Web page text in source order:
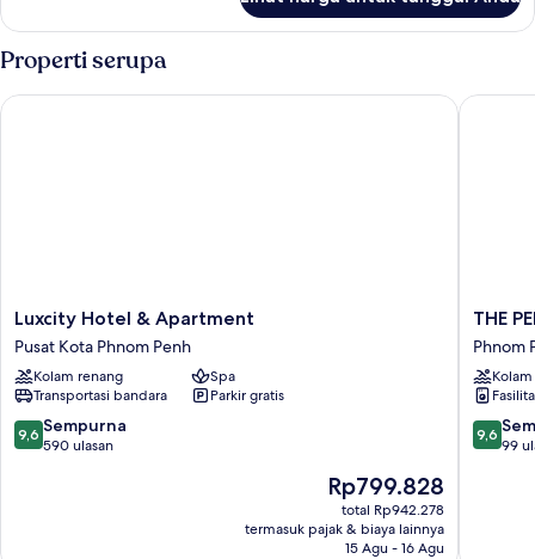
Kamar
Superior
Properti serupa
Luxcity
Hotel
&
Apartment
Pusat
Kota
Phnom
Luxcity Hotel & Apartment
Pusat Kota Phnom Penh
Kolam renang
Spa
Transportasi bandara
Parkir gratis
9.6
dari
9,6 Sempurna
590 ulasan
Harga
sekarang
Rp799.828
Rp799.828
total Rp942.278
termasuk pajak & biaya lainnya
15 Agu - 16 Agu
Luxcity Hotel & Apartment
THE
PHNOM
PENH
Phnom
Penh
THE
Phnom
9.6
dari
9,6
99
THE